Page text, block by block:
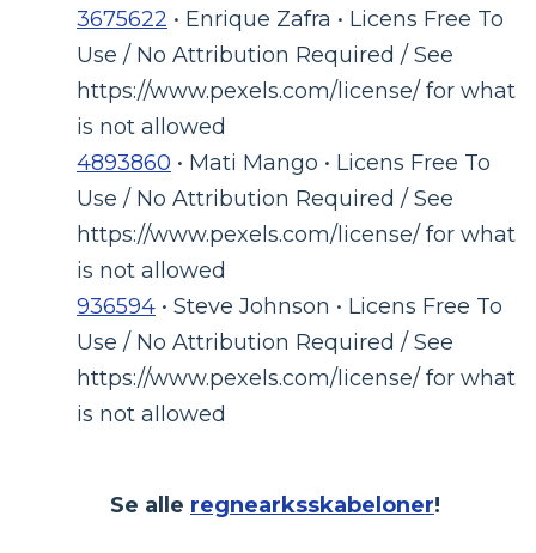
3675622 • Enrique Zafra • Licens Free To
Use / No Attribution Required / See
https://www.pexels.com/license/ for what
is not allowed
4893860 • Mati Mango • Licens Free To
Use / No Attribution Required / See
https://www.pexels.com/license/ for what
is not allowed
936594 • Steve Johnson • Licens Free To
Use / No Attribution Required / See
https://www.pexels.com/license/ for what
is not allowed
Se alle regnearksskabeloner!